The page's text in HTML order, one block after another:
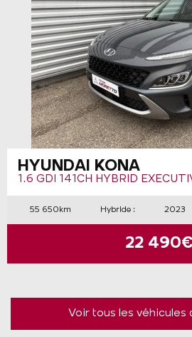
HYUNDAI KONA
1.6 GDI 141CH HYBRID
55 650km Hybride : 2023
22
Voir tous les véhicules